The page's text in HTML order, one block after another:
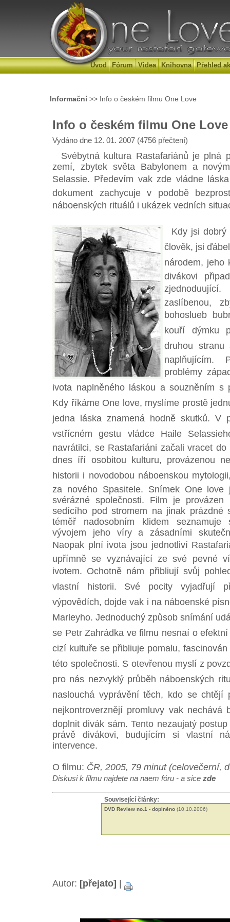
Úvod Fórum Videa Knihovna Přehled
Informační>> Info o českém filmu One Love
Info o českém filmu One Love
Vydáno dne 12. 01. 2007 (4756 přečtení)
Svébytná kultura Rastafariánů je plná
zemí, zbytek světa Babylonem a
Selassie. Předevím vak zde vládne
dokument zachycuje v podobě
náboenských rituálů i ukázek vedních
Kdy jsi
člověk, jsi
národem,
divákovi
zaslíbenou,
bohoslueb
kouří dýmku
druhou stranu
naplňujícím.
problémy
ivota naplněného láskou a souzněním
Kdy říkáme One love, myslíme prostě
jedna láska znamená hodně skutků. V
vstřícném gestu vládce Haile
navrátilci, se Rastafariáni začali vracet
dnes íří osobitou kulturu, provázenou
historii i novodobou náboenskou
za nového Spasitele. Snímek One love
svérázné společnosti. Film je provázen
sedícího pod stromem na jinak prázdné
téměř nadosobním klidem
vývojem jeho víry a zásadními
Naopak plní ivota jsou jednotliví
upřímně se vyznávající ze své pevné
ivotem. Ochotně nám přibliují svůj
vlastní historii. Své pocity vyjadřují
výpovědích, dojde vak i na náboenské
Marleyho. Jednoduchý způsob snímání
se Petr Zahrádka ve filmu nesnaí o
cizí kultuře se přibliuje pomalu,
této společnosti. S otevřenou myslí z
pro nás nezvyklý průběh náboenských
naslouchá vyprávění těch, kdo se chtějí
nejkontroverznějí promluvy vak
doplnit divák sám. Tento nezaujatý
právě divákovi, budujícím si vlastní
intervence.
O filmu: ČR, 2005, 79 minut(celovečerní,
Diskusi k filmu najdete na naem fóru - a sice zde
Související články:
DVD Review no.1 - doplněno (10.10.2006)
Autor: [přejato]